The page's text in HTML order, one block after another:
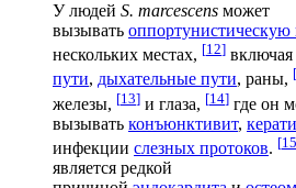
У людей S. marcescens может
вызывать
нескольких местах, [12] включая
пути, дыхательные пути, раны, [
железы, [13] и глаза, [14] где он
вызывать конъюнктивит,
инфекции слезных протоков. [15
является редкой